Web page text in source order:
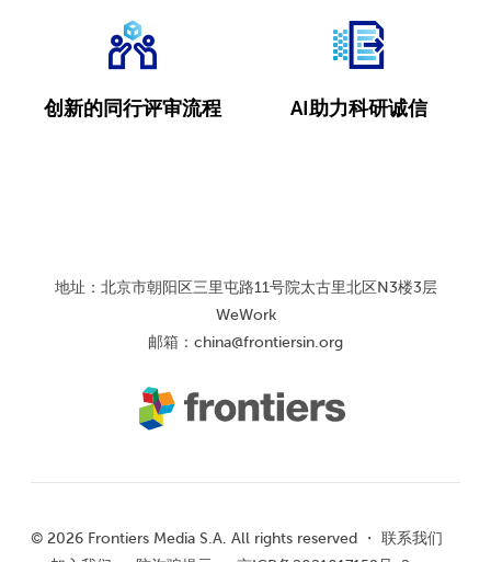
创新的同行评审流程 AI助力科研诚信
地址：北京市朝阳区三里屯路11号院太古里北区N3楼3层
WeWork
邮箱： china@frontiersin.org
© 2026 Frontiers Media S.A. All rights reserved ・ 联系我们